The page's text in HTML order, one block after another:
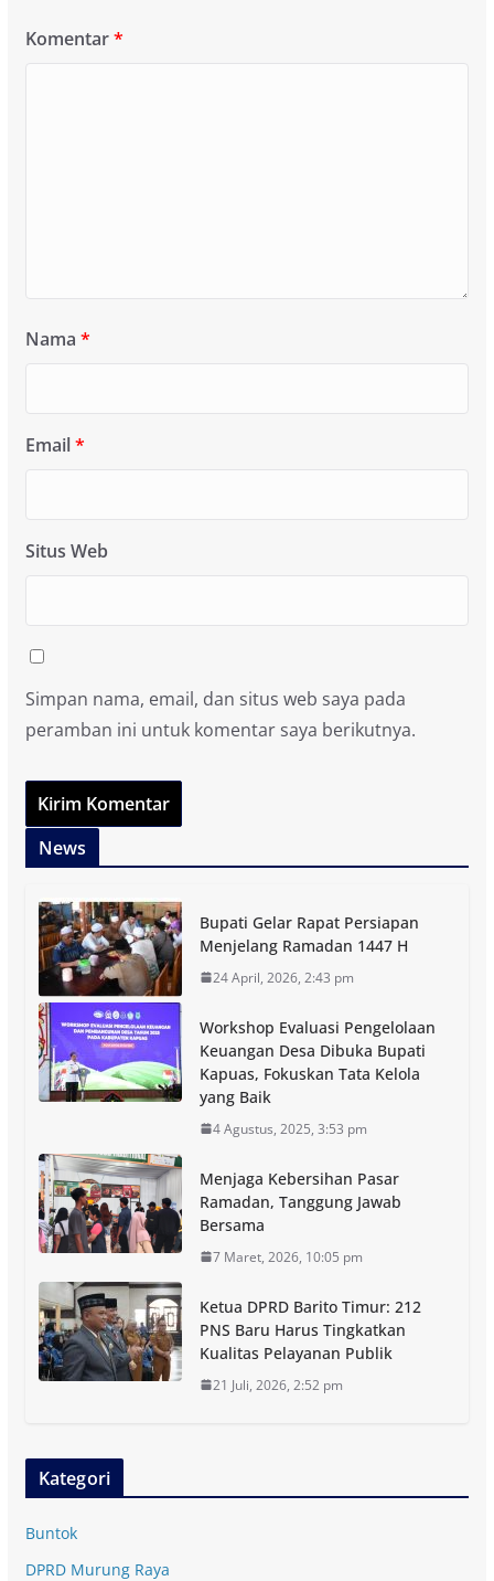
Komentar*
Nama *
Email*
Situs Web
Simpan nama, email, dan situs web saya pada
peramban ini untuk komentar saya berikutnya.
News
Bupati Gelar Rapat Persiapan
Menjelang Ramadan 1447 H
24 April, 2026, 2:43 pm
Workshop Evaluasi Pengelolaan
Keuangan Desa Dibuka Bupati
Kapuas, Fokuskan Tata Kelola
yang Baik
4 Agustus, 2025, 3:53 pm
Menjaga Kebersihan Pasar
Ramadan, Tanggung Jawab
Bersama
7 Maret, 2026, 10:05 pm
Ketua DPRD Barito Timur: 212
PNS Baru Harus Tingkatkan
Kualitas Pelayanan Publik
21 Juli, 2026, 2:52 pm
Kategori
Buntok
DPRD Murung Raya